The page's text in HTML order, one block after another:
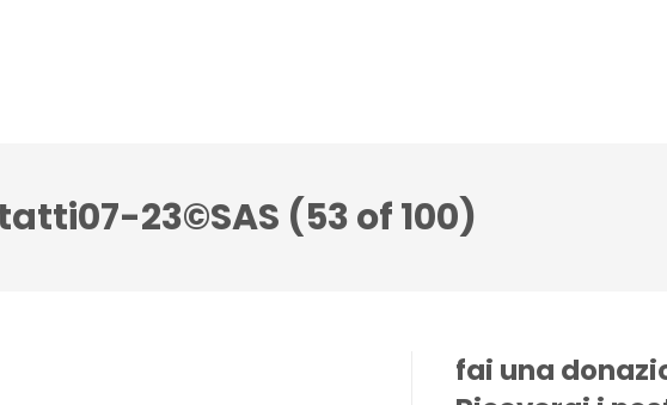
23©SAS (53 of 100)
fai una